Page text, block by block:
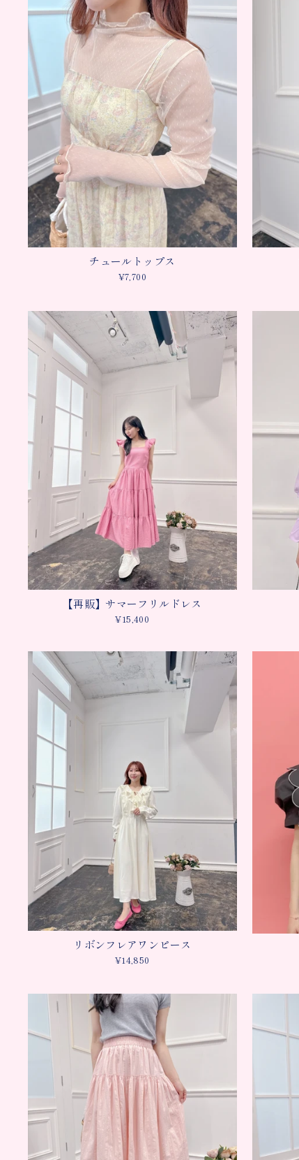
チュールトップス
¥7,700
【再販】サマーフリルドレス
¥15,400
リボンフレアワンピース
¥14,850